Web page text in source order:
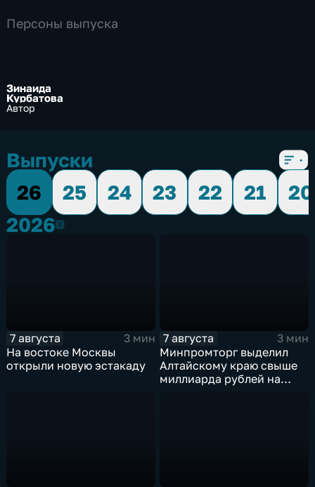
Персоны выпуска
Зинаида
Курбатова
Автор
Выпуски
26
25 24 23 22 21
20
20262026
7 августа
3 мин
На востоке Москвы
открыли новую эстакаду
7 августа
3 мин
Минпромторг выделил
Алтайскому краю свыше
миллиарда рублей на